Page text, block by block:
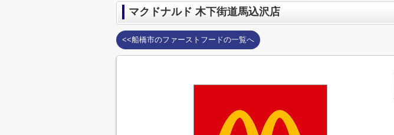
マクドナルド 木下街道馬込沢店
<<船橋市のファーストフードの一覧へ